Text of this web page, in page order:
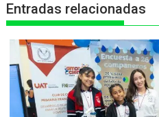
p
k
e
Entradas relacionadas